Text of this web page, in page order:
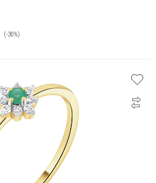
(-30%)